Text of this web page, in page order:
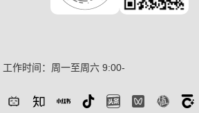
工作时间：周一至周六 9:00-